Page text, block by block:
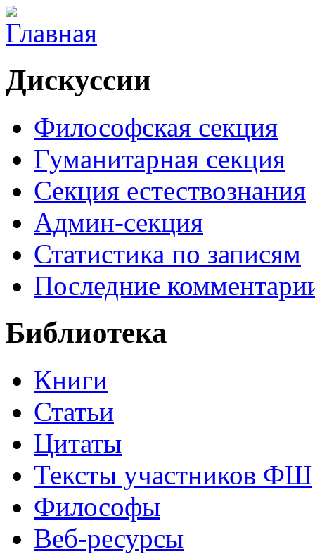
Дискуссии
Философская секция
Гуманитарная секция
Секция естествознания
Админ-секция
Статистика по записям
Последние
Библиотека
Книги
Статьи
Цитаты
Тексты участников ФШ
Философы
Веб-ресурсы